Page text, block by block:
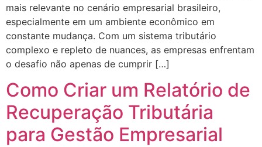
mais relevante no cenário empresarial brasileiro,
especialmente em um ambiente econômico em
constante mudança. Com um sistema tributário
complexo e repleto de nuances, as empresas enfrentam
o desafio não apenas de cumprir […]
Como Criar um Relatório de
Recuperação Tributária
para Gestão Empresarial